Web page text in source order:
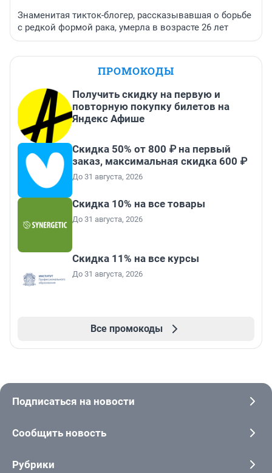
Знаменитая тикток-блогер, рассказывавшая о борьбе
с редкой формой рака, умерла в возрасте 26 лет
ПРОМОКОДЫ
Получить скидку на первую и
повторную покупку билетов на
Яндекс Афише
Скидка 50% от 800 ₽ на первый
заказ, максимальная скидка 600 ₽
До 31 августа, 2026
Скидка 10% на все товары
До 31 августа, 2026
Скидка 11% на все курсы
До 31 августа, 2026
Все промокоды
Подписаться на новости
Сообщить новость
Рубрики